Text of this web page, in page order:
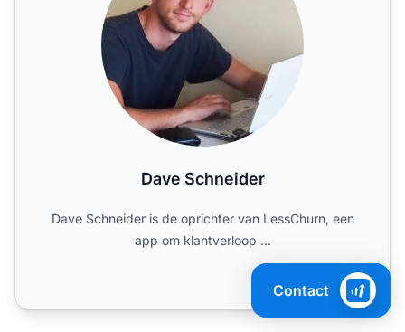
Dave Schneider
Dave Schneider is de oprichter van LessChurn, een
app om klantverloop ...
Contact